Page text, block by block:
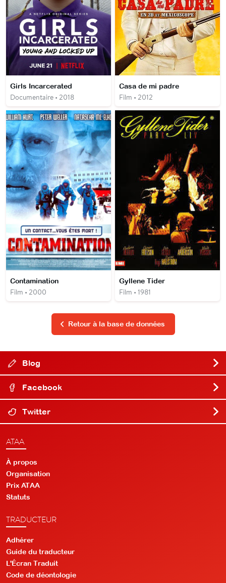
Girls Incarcerated
Documentaire • 2018
Casa de mi padre
Film • 2012
Contamination
Film • 2000
Gyllene Tider
Film • 1981
Retour à la base de données
Blog
Facebook
Twitter
ATAA
À propos
Organisation
Prix ATAA
Statuts
TRADUCTEUR
Adhérer
Guide du traducteur
L'Écran Traduit
Code de déontologie